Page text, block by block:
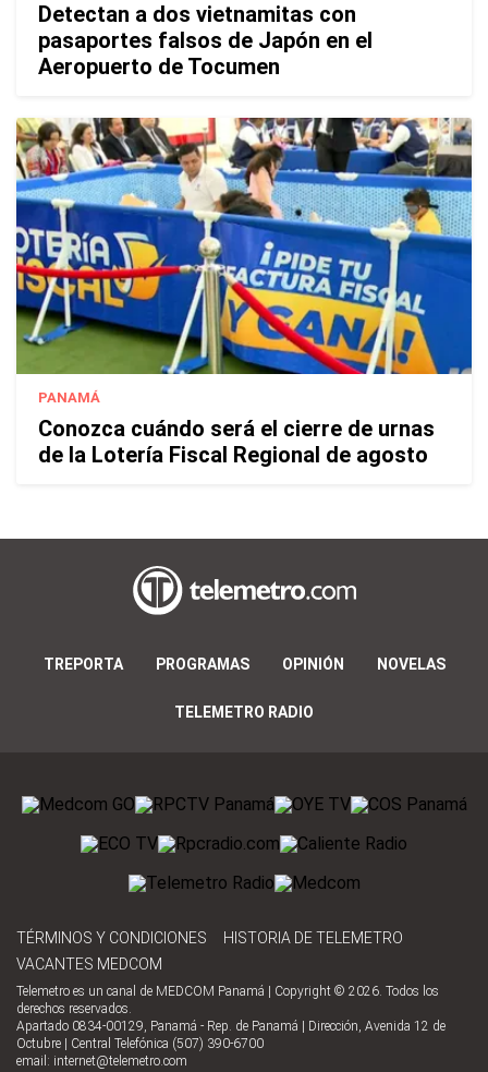
Detectan a dos vietnamitas con
pasaportes falsos de Japón en el
Aeropuerto de Tocumen
PANAMÁ
Conozca cuándo será el cierre de urnas
de la Lotería Fiscal Regional de agosto
TREPORTA PROGRAMAS OPINIÓN NOVELAS
TELEMETRO RADIO
TÉRMINOS Y CONDICIONES
HISTORIA DE TELEMETRO
VACANTES MEDCOM
Telemetro es un canal de MEDCOM Panamá | Copyright © 2026. Todos los
derechos reservados.
Apartado 0834-00129, Panamá - Rep. de Panamá | Dirección, Avenida 12 de
Octubre | Central Telefónica (507) 390-6700
email: internet@telemetro.com